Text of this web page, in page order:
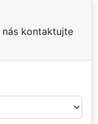
kontaktujte